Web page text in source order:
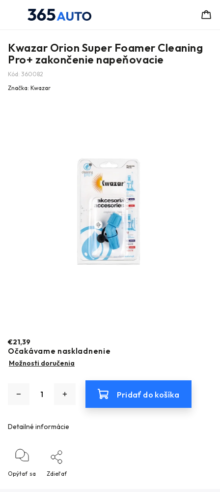
Kwazar Orion Super Foamer Cleaning
Pro+ zakončenie napeňovacie
Kód: 360082
Značka: Kwazar
€21,39
Očakávame naskladnenie
Možnosti doručenia
Pridať do košíka
Detailné informácie
Opýtať sa Zdieľať